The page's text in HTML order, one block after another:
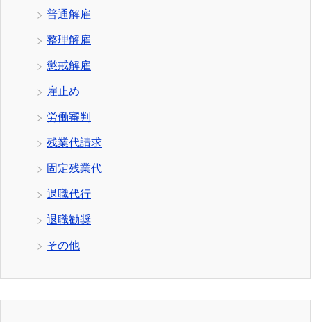
普通解雇
整理解雇
懲戒解雇
雇止め
労働審判
残業代請求
固定残業代
退職代行
退職勧奨
その他